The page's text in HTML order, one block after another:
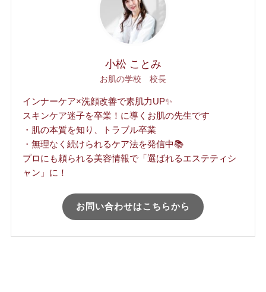
小松 ことみ
お肌の学校 校長
インナーケア×洗顔改善で素肌力UP✨
スキンケア迷子を卒業！に導くお肌の先生です
・肌の本質を知り、トラブル卒業
・無理なく続けられるケア法を発信中📚
プロにも頼られる美容情報で「選ばれるエステティシ
ャン」に！
お問い合わせはこちらから